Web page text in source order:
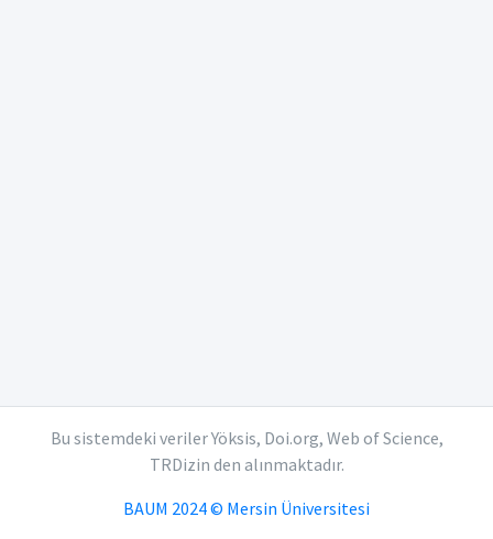
Bu sistemdeki veriler Yöksis, Doi.org, Web of Science,
TRDizin den alınmaktadır.
BAUM 2024 © Mersin Üniversitesi